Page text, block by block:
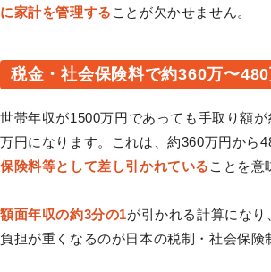
に家計を管理する ことが欠かせません。
税金・社会保険料で約360万〜
世帯年収が1500万円であっても手取り額
万円になります。これは、約360万円から
保険料等として差し引かれている ことを意
額面年収の約3分の1が引かれる計算にな
負担が重くなるのが日本の税制・社会保険